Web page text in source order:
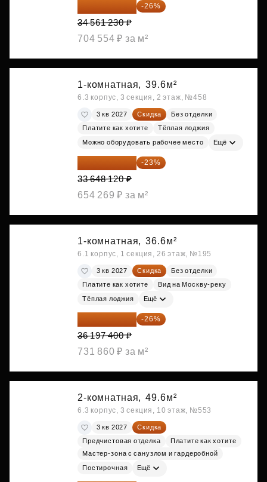
25 575 310 ₽ -26%
34 561 230 ₽
704 554 ₽ за м²
1-комнатная, 39.6м²
6.3 корпус, 3 секция, 2 этаж, №458
3 кв 2027 Скидка
Без отделки
Платите как хотите
Тёплая лоджия
Можно оборудовать рабочее место Ещё
25 909 052 ₽ -23%
33 648 120 ₽
654 269 ₽ за м²
1-комнатная, 36.6м²
6.1 корпус, 1 секция, 26 этаж, №195
3 кв 2027 Скидка
Без отделки
Платите как хотите
Вид на Москву-реку
Тёплая лоджия Ещё
26 786 076 ₽ -26%
36 197 400 ₽
731 860 ₽ за м²
2-комнатная, 49.6м²
6.3 корпус, 3 секция, 10 этаж, №553
3 кв 2027
Скидка
Предчистовая отделка
Платите как хотите
Мастер-зона с санузлом и гардеробной
Постирочная Ещё